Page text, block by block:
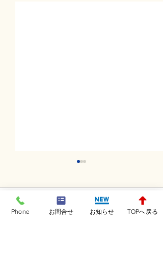
コメント
Phone お問合せ お知らせ TOPへ戻る